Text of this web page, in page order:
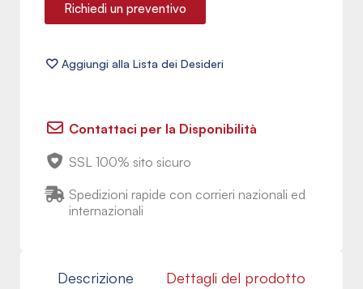
Richiedi un preventivo
Contattaci per la Disponibilità
SSL 100% sito sicuro
Spedizioni rapide con corrieri nazionali ed
internazionali
Descrizione Dettagli del prodotto